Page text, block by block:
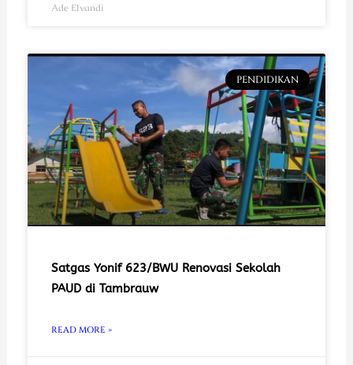
Ade Elvandi
PENDIDIKAN
Satgas Yonif 623/BWU Renovasi Sekolah
PAUD di Tambrauw
READ MORE »